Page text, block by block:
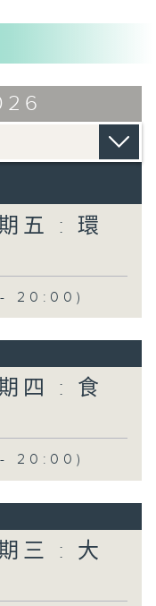
世界美景(2)
五 : 環
20:00)
四 : 食
20:00)
三 : 大